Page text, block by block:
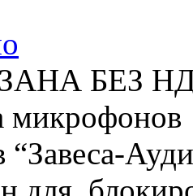
БЕЗ НДС